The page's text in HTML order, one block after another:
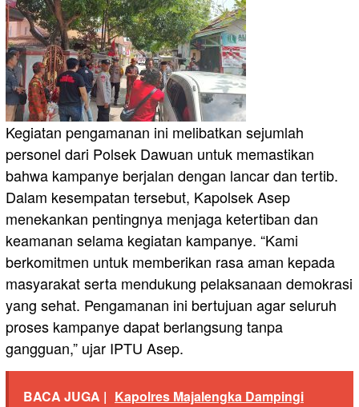
Kegiatan pengamanan ini melibatkan sejumlah
personel dari Polsek Dawuan untuk memastikan
bahwa kampanye berjalan dengan lancar dan tertib.
Dalam kesempatan tersebut, Kapolsek Asep
menekankan pentingnya menjaga ketertiban dan
keamanan selama kegiatan kampanye. “Kami
berkomitmen untuk memberikan rasa aman kepada
masyarakat serta mendukung pelaksanaan demokrasi
yang sehat. Pengamanan ini bertujuan agar seluruh
proses kampanye dapat berlangsung tanpa
gangguan,” ujar IPTU Asep.
BACA JUGA | Kapolres Majalengka Dampingi